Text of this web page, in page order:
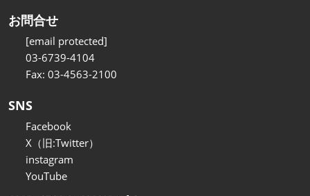
お問合せ
[email protected]
03-6739-4104
Fax: 03-4563-2100
SNS
Facebook
X（旧:Twitter）
instagram
YouTube